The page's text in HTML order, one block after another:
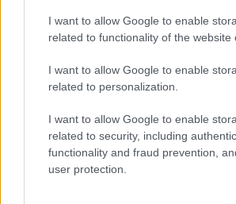
I want to allow Google to enable
related to functionality of the website
I want to allow Google to enable
related to personalization.
I want to allow Google to enable
related to security, including
functionality and fraud prevention,
user protection.
TESTS. Cik daudz
Latvijas upēm?
un noskaidro, vai
bijusī ģeogrāfijas
ar tevi lepotos